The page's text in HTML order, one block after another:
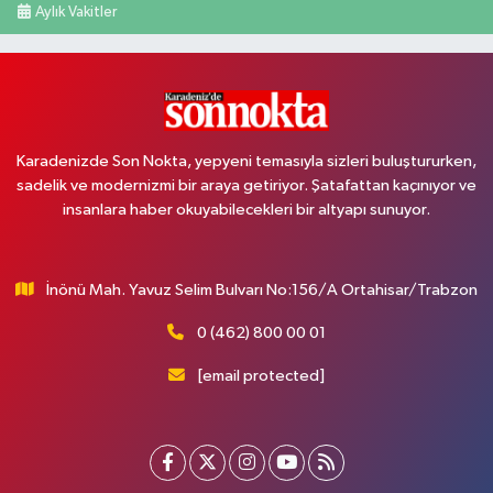
Aylık Vakitler
Karadenizde Son Nokta, yepyeni temasıyla sizleri buluştururken,
sadelik ve modernizmi bir araya getiriyor. Şatafattan kaçınıyor ve
insanlara haber okuyabilecekleri bir altyapı sunuyor.
İnönü Mah. Yavuz Selim Bulvarı No:156/A Ortahisar/Trabzon
0 (462) 800 00 01
[email protected]